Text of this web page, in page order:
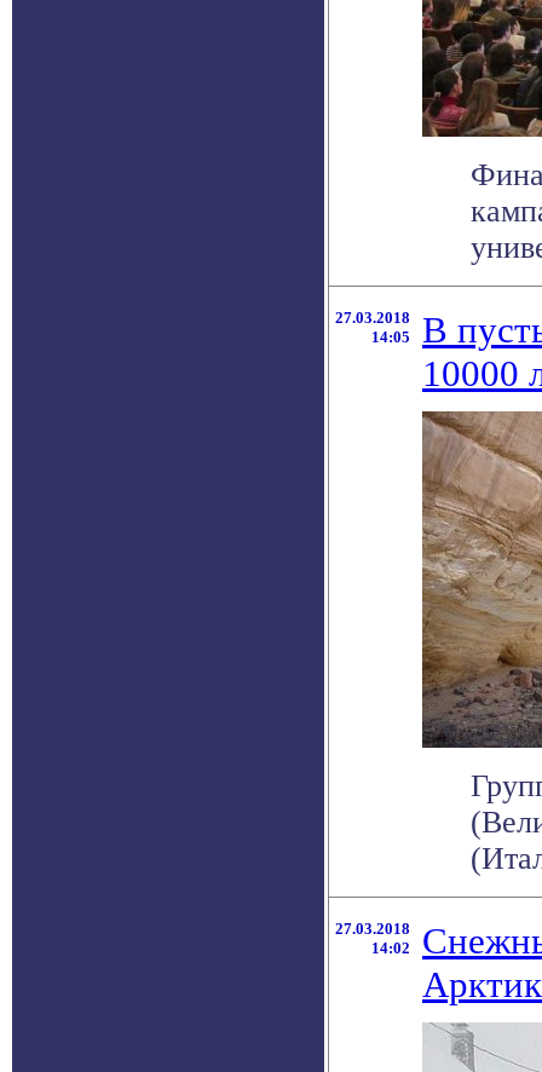
27.03.2018
14:05
В
10000
27.03.2018
14:02